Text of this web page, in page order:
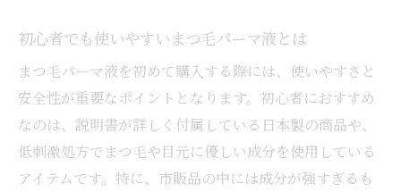
初心者でも使いやすいまつ毛パーマ液とは
まつ毛パーマ液を初めて購入する際には、使いやすさと
安全性が重要なポイントとなります。初心者におすすめ
なのは、説明書が詳しく付属している日本製の商品や、
低刺激処方でまつ毛や目元に優しい成分を使用している
アイテムです。特に、市販品の中には成分が強すぎるも